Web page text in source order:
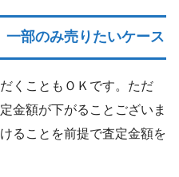
部のみ売りたいケース
くこともＯＫです。ただ
金額が下がることございま
ることを前提で査定金額を